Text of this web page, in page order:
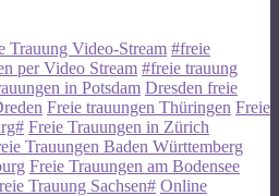
Trauung Video-Stream #freie
per Video Stream #freie trauung
in Potsdam Dresden freie
Freie trauungen Thüringen Freie
Freie Trauungen in Zürich
Trauungen Baden Württemberg
Freie Trauungen am Bodensee
Trauung Sachsen# Online